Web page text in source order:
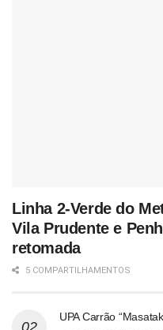
Linha 2-Verde do
Vila Prudente e
retomada
5 COMPARTILHAMENTOS
UPA Carrão